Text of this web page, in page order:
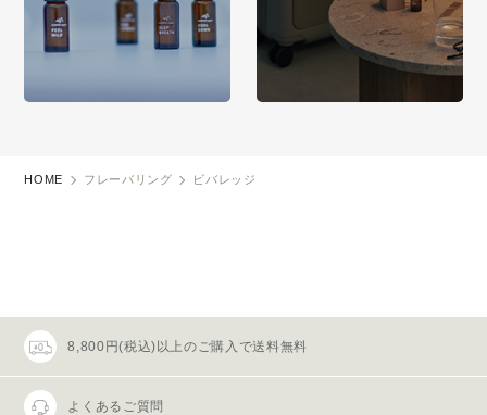
HOME フレーバリング ビバレッジ
8,800円(税込)以上のご購入で送料無料
よくあるご質問